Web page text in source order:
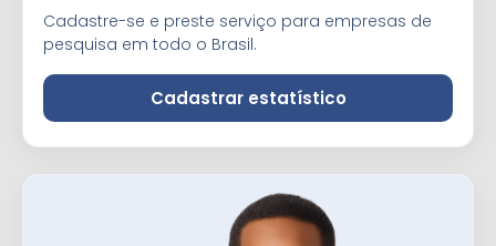
Cadastre-se e preste serviço para empresas de
pesquisa em todo o Brasil.
Cadastrar estatístico